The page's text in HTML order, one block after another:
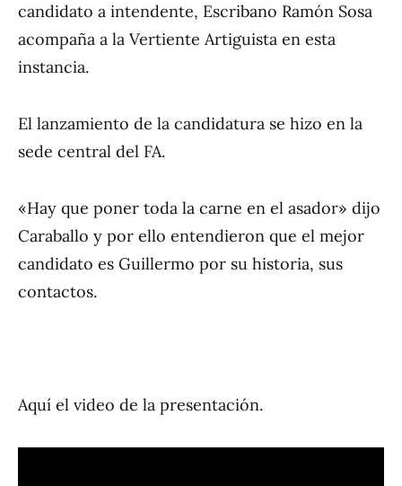
candidato a intendente, Escribano Ramón Sosa
acompaña a la Vertiente Artiguista en esta
instancia.
El lanzamiento de la candidatura se hizo en la
sede central del FA.
«Hay que poner toda la carne en el asador» dijo
Caraballo y por ello entendieron que el mejor
candidato es Guillermo por su historia, sus
contactos.
Aquí el video de la presentación.